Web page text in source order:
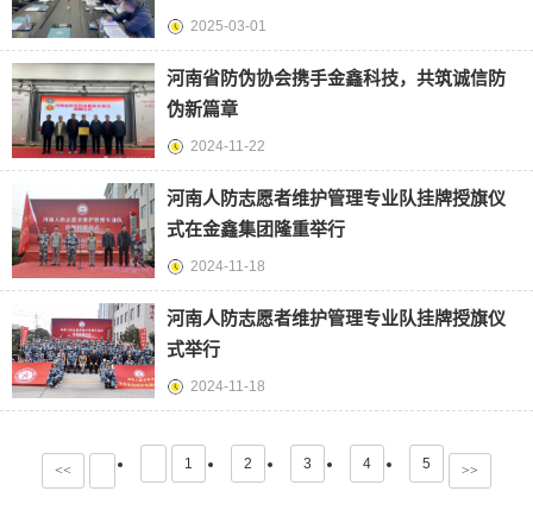
行莅临金鑫集团考察调研
2025-03-01
河南省防伪协会携手金鑫科技，共筑诚信防
伪新篇章
2024-11-22
河南人防志愿者维护管理专业队挂牌授旗仪
式在金鑫集团隆重举行
2024-11-18
河南人防志愿者维护管理专业队挂牌授旗仪
式举行
2024-11-18
<< 1 2 3 4 5 >>